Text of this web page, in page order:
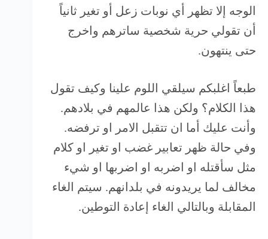
الوجه إلا تظهر أي نوبات زعل أو تغير ثانياً
أن تقولي حرية شخصية ساترهم واخرج
حتى ينتهون.
طبعاً اغلبكم سيلقي اللوم علينا وكيف تقول
هذا الكلام؟ ولكن هذا عالمهم في بلادهم.
وأنت عليك أما ان تتقبل الامر او ترفضه.
وفي حالة ظهر تعابير غضب او تغير او كلام
مثل سأقتله او اضربه او اضربها او شيء
مخالف لما يريدونه في بلدانهم. سيتم الغاء
المقابلة وبالتالي الغاء إعادة التوطين.